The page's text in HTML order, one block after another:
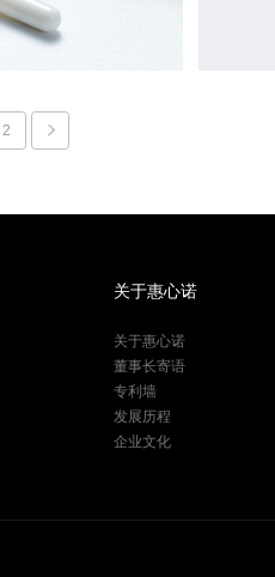
2
关于惠心诺
关于惠心诺
董事长寄语
专利墙
发展历程
企业文化